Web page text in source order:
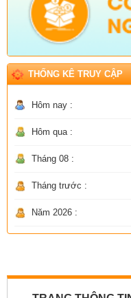
THỐNG KÊ TRUY CẬP
Hôm nay :
Hôm qua :
Tháng 08 :
Tháng trước :
Năm 2026 :